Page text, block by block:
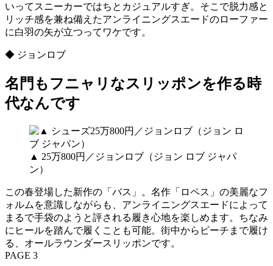
いってスニーカーではちとカジュアルすぎ。そこで脱力感と
リッチ感を兼ね備えたアンライニングスエードのローファー
に白羽の矢が立つってワケです。
◆ ジョンロブ
名門もフニャリなスリッポンを作る時
代なんです
▲ 25万800円／ジョンロブ（ジョン ロブ ジャパ
ン）
この春登場した新作の「バス」。名作「ロペス」の美麗なフ
ォルムを意識しながらも、アンライニングスエードによって
まるで手袋のようと評される履き心地を楽しめます。ちなみ
にヒールを踏んで履くことも可能。街中からビーチまで履け
る、オールラウンダースリッポンです。
PAGE 3